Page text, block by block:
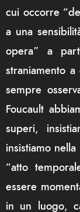
cui occorre
a una
opera” a
straniamento a
sempre
Foucault
superi,
insistiamo
“atto
essere
in un luogo,